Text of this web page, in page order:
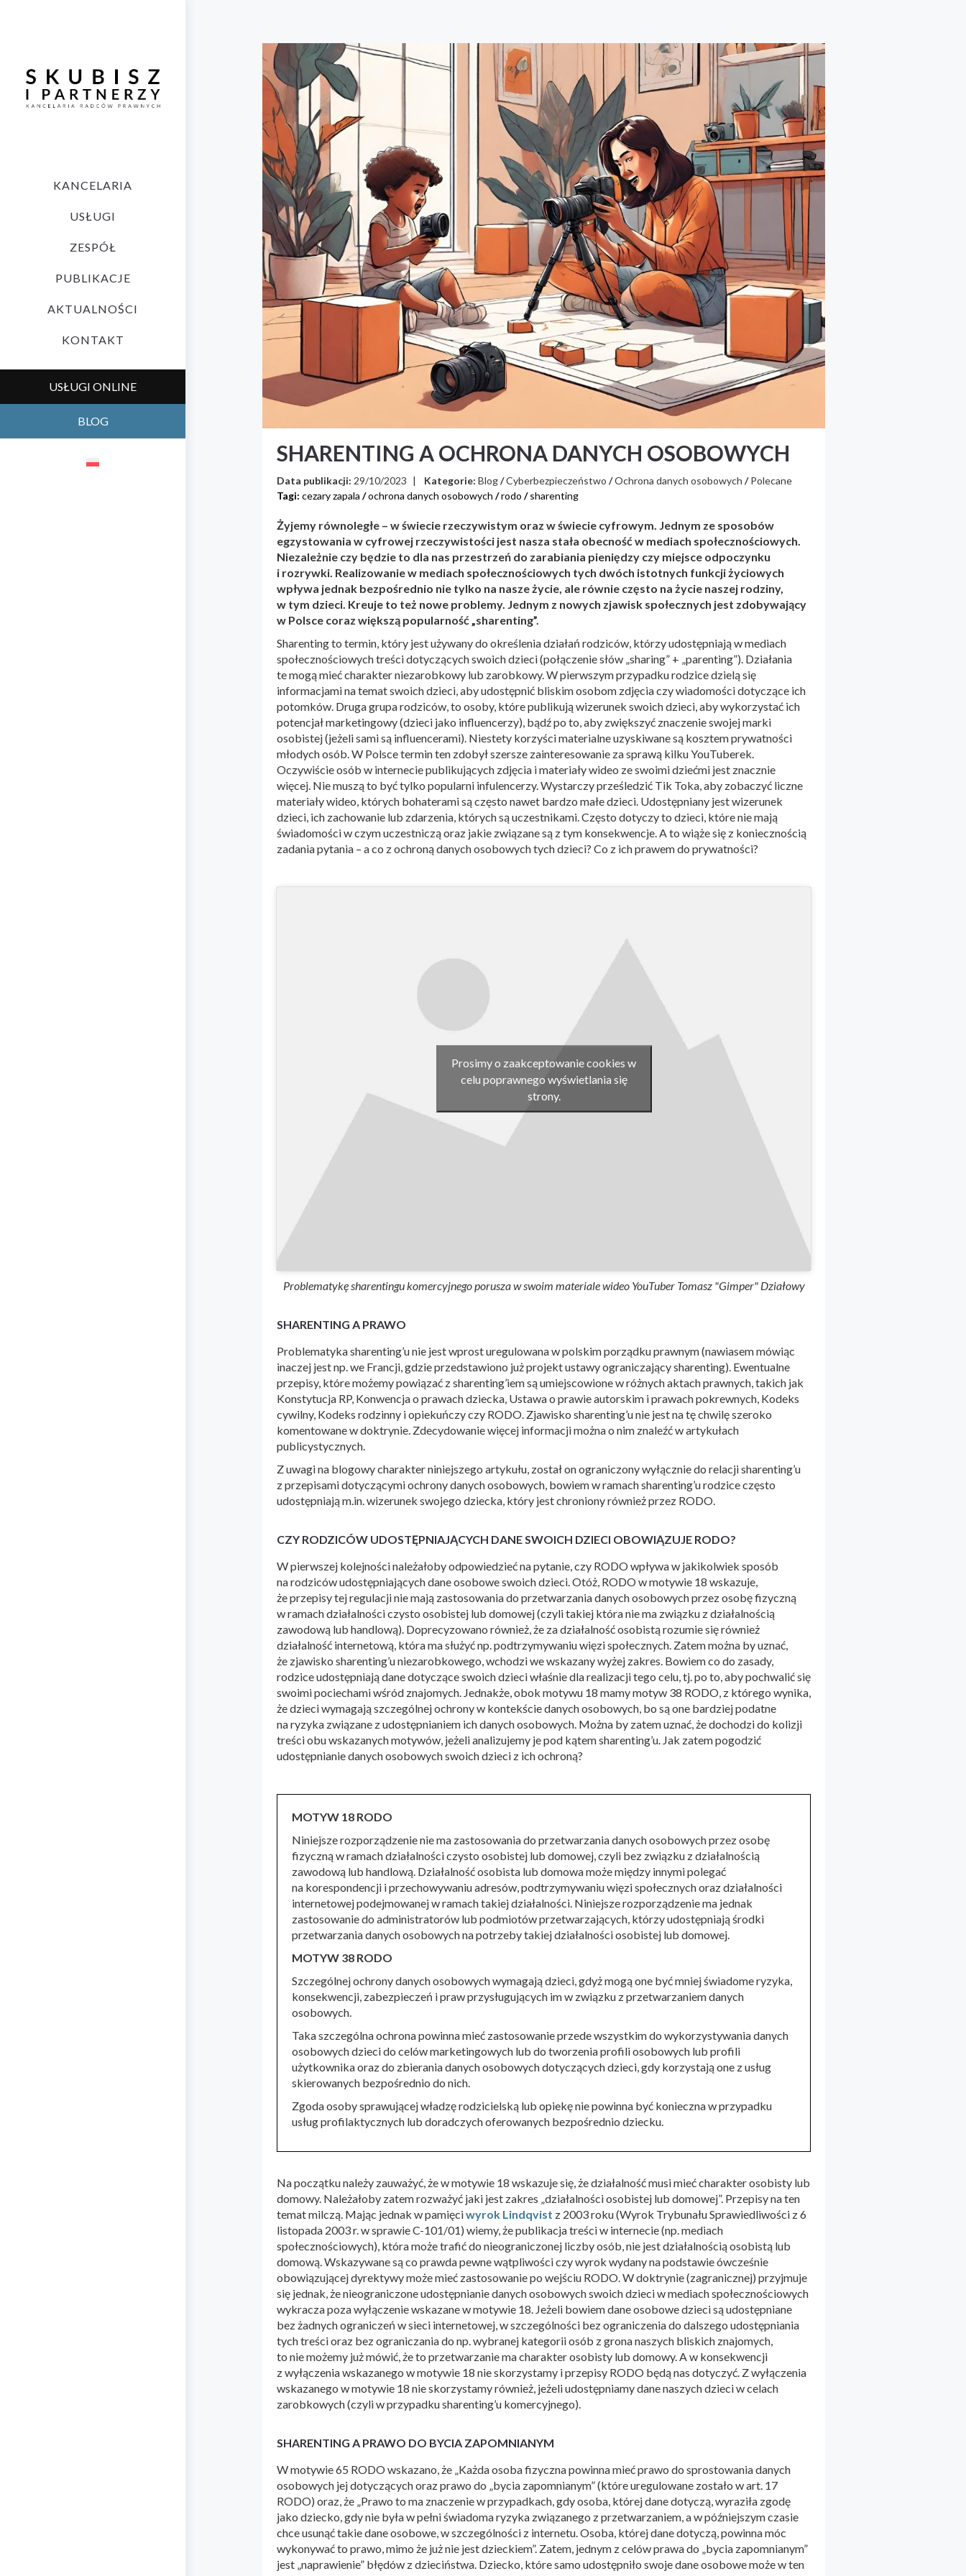
KANCELARIA
USŁUGI
ZESPÓŁ
PUBLIKACJE
AKTUALNOŚCI
KONTAKT
USŁUGI ONLINE
BLOG
SHARENTING A OCHRONA DANYCH OSOBOWYCH
Data publikacji: 29/10/2023 | Kategorie:Blog/Cyberbezpieczeństwo /Ochrona danych osobowych /Polecane
Tagi:cezary zapala /ochrona danych osobowych /rodo /sharenting
Żyjemy równoległe – w świecie rzeczywistym oraz w świecie cyfrowym. Jednym ze sposobów
egzystowania w cyfrowej rzeczywistości jest nasza stała obecność w mediach społecznościowych.
Niezależnie czy będzie to dla nas przestrzeń do zarabiania pieniędzy czy miejsce odpoczynku
i rozrywki. Realizowanie w mediach społecznościowych tych dwóch istotnych funkcji życiowych
wpływa jednak bezpośrednio nie tylko na nasze życie, ale równie często na życie naszej rodziny,
w tym dzieci. Kreuje to też nowe problemy. Jednym z nowych zjawisk społecznych jest zdobywający
w Polsce coraz większą popularność „sharenting”.
Sharenting to termin, który jest używany do określenia działań rodziców, którzy udostępniają w mediach
społecznościowych treści dotyczących swoich dzieci (połączenie słów „sharing” + „parenting”). Działania
te mogą mieć charakter niezarobkowy lub zarobkowy. W pierwszym przypadku rodzice dzielą się
informacjami na temat swoich dzieci, aby udostępnić bliskim osobom zdjęcia czy wiadomości dotyczące ich
potomków. Druga grupa rodziców, to osoby, które publikują wizerunek swoich dzieci, aby wykorzystać ich
potencjał marketingowy (dzieci jako influencerzy), bądź po to, aby zwiększyć znaczenie swojej marki
osobistej (jeżeli sami są influencerami). Niestety korzyści materialne uzyskiwane są kosztem prywatności
młodych osób. W Polsce termin ten zdobył szersze zainteresowanie za sprawą kilku YouTuberek.
Oczywiście osób w internecie publikujących zdjęcia i materiały wideo ze swoimi dziećmi jest znacznie
więcej. Nie muszą to być tylko popularni infulencerzy. Wystarczy prześledzić Tik Toka, aby zobaczyć liczne
materiały wideo, których bohaterami są często nawet bardzo małe dzieci. Udostępniany jest wizerunek
dzieci, ich zachowanie lub zdarzenia, których są uczestnikami. Często dotyczy to dzieci, które nie mają
świadomości w czym uczestniczą oraz jakie związane są z tym konsekwencje. A to wiąże się z koniecznością
zadania pytania – a co z ochroną danych osobowych tych dzieci? Co z ich prawem do prywatności?
Prosimy o zaakceptowanie cookies w
celu poprawnego wyświetlania się
strony.
Problematykę sharentingu komercyjnego porusza w swoim materiale wideo YouTuber Tomasz "Gimper" Działowy
SHARENTING A PRAWO
Problematyka sharenting’u nie jest wprost uregulowana w polskim porządku prawnym (nawiasem mówiąc
inaczej jest np. we Francji, gdzie przedstawiono już projekt ustawy ograniczający sharenting). Ewentualne
przepisy, które możemy powiązać z sharenting’iem są umiejscowione w różnych aktach prawnych, takich jak
Konstytucja RP, Konwencja o prawach dziecka, Ustawa o prawie autorskim i prawach pokrewnych, Kodeks
cywilny, Kodeks rodzinny i opiekuńczy czy RODO. Zjawisko sharenting’u nie jest na tę chwilę szeroko
komentowane w doktrynie. Zdecydowanie więcej informacji można o nim znaleźć w artykułach
publicystycznych.
Z uwagi na blogowy charakter niniejszego artykułu, został on ograniczony wyłącznie do relacji sharenting’u
z przepisami dotyczącymi ochrony danych osobowych, bowiem w ramach sharenting’u rodzice często
udostępniają m.in. wizerunek swojego dziecka, który jest chroniony również przez RODO.
CZY RODZICÓW UDOSTĘPNIAJĄCYCH DANE SWOICH DZIECI OBOWIĄZUJE RODO?
W pierwszej kolejności należałoby odpowiedzieć na pytanie, czy RODO wpływa w jakikolwiek sposób
na rodziców udostępniających dane osobowe swoich dzieci. Otóż, RODO w motywie 18 wskazuje,
że przepisy tej regulacji nie mają zastosowania do przetwarzania danych osobowych przez osobę fizyczną
w ramach działalności czysto osobistej lub domowej (czyli takiej która nie ma związku z działalnością
zawodową lub handlową). Doprecyzowano również, że za działalność osobistą rozumie się również
działalność internetową, która ma służyć np. podtrzymywaniu więzi społecznych. Zatem można by uznać,
że zjawisko sharenting’u niezarobkowego, wchodzi we wskazany wyżej zakres. Bowiem co do zasady,
rodzice udostępniają dane dotyczące swoich dzieci właśnie dla realizacji tego celu, tj. po to, aby pochwalić się
swoimi pociechami wśród znajomych. Jednakże, obok motywu 18 mamy motyw 38 RODO, z którego wynika,
że dzieci wymagają szczególnej ochrony w kontekście danych osobowych, bo są one bardziej podatne
na ryzyka związane z udostępnianiem ich danych osobowych. Można by zatem uznać, że dochodzi do kolizji
treści obu wskazanych motywów, jeżeli analizujemy je pod kątem sharenting’u. Jak zatem pogodzić
udostępnianie danych osobowych swoich dzieci z ich ochroną?
MOTYW 18 RODO
Niniejsze rozporządzenie nie ma zastosowania do przetwarzania danych osobowych przez osobę
fizyczną w ramach działalności czysto osobistej lub domowej, czyli bez związku z działalnością
zawodową lub handlową. Działalność osobista lub domowa może między innymi polegać
na korespondencji i przechowywaniu adresów, podtrzymywaniu więzi społecznych oraz działalności
internetowej podejmowanej w ramach takiej działalności. Niniejsze rozporządzenie ma jednak
zastosowanie do administratorów lub podmiotów przetwarzających, którzy udostępniają środki
przetwarzania danych osobowych na potrzeby takiej działalności osobistej lub domowej.
MOTYW 38 RODO
Szczególnej ochrony danych osobowych wymagają dzieci, gdyż mogą one być mniej świadome ryzyka,
konsekwencji, zabezpieczeń i praw przysługujących im w związku z przetwarzaniem danych
osobowych.
Taka szczególna ochrona powinna mieć zastosowanie przede wszystkim do wykorzystywania danych
osobowych dzieci do celów marketingowych lub do tworzenia profili osobowych lub profili
użytkownika oraz do zbierania danych osobowych dotyczących dzieci, gdy korzystają one z usług
skierowanych bezpośrednio do nich.
Zgoda osoby sprawującej władzę rodzicielską lub opiekę nie powinna być konieczna w przypadku
usług profilaktycznych lub doradczych oferowanych bezpośrednio dziecku.
Na początku należy zauważyć, że w motywie 18 wskazuje się, że działalność musi mieć charakter osobisty lub
domowy. Należałoby zatem rozważyć jaki jest zakres „działalności osobistej lub domowej”. Przepisy na ten
temat milczą. Mając jednak w pamięciwyrok Lindqvist z 2003 roku (Wyrok Trybunału Sprawiedliwości z 6
listopada 2003 r. w sprawie C-101/01) wiemy, że publikacja treści w internecie (np. mediach
społecznościowych), która może trafić do nieograniczonej liczby osób, nie jest działalnością osobistą lub
domową. Wskazywane są co prawda pewne wątpliwości czy wyrok wydany na podstawie ówcześnie
obowiązującej dyrektywy może mieć zastosowanie po wejściu RODO. W doktrynie (zagranicznej) przyjmuje
się jednak, że nieograniczone udostępnianie danych osobowych swoich dzieci w mediach społecznościowych
wykracza poza wyłączenie wskazane w motywie 18. Jeżeli bowiem dane osobowe dzieci są udostępniane
bez żadnych ograniczeń w sieci internetowej, w szczególności bez ograniczenia do dalszego udostępniania
tych treści oraz bez ograniczania do np. wybranej kategorii osób z grona naszych bliskich znajomych,
to nie możemy już mówić, że to przetwarzanie ma charakter osobisty lub domowy. A w konsekwencji
z wyłączenia wskazanego w motywie 18 nie skorzystamy i przepisy RODO będą nas dotyczyć. Z wyłączenia
wskazanego w motywie 18 nie skorzystamy również, jeżeli udostępniamy dane naszych dzieci w celach
zarobkowych (czyli w przypadku sharenting’u komercyjnego).
SHARENTING A PRAWO DO BYCIA ZAPOMNIANYM
W motywie 65 RODO wskazano, że „Każda osoba fizyczna powinna mieć prawo do sprostowania danych
osobowych jej dotyczących oraz prawo do „bycia zapomnianym” (które uregulowane zostało w art. 17
RODO) oraz, że „Prawo to ma znaczenie w przypadkach, gdy osoba, której dane dotyczą, wyraziła zgodę
jako dziecko, gdy nie była w pełni świadoma ryzyka związanego z przetwarzaniem, a w późniejszym czasie
chce usunąć takie dane osobowe, w szczególności z internetu. Osoba, której dane dotyczą, powinna móc
wykonywać to prawo, mimo że już nie jest dzieckiem”. Zatem, jednym z celów prawa do „bycia zapomnianym”
jest „naprawienie” błędów z dzieciństwa. Dziecko, które samo udostępniło swoje dane osobowe może w ten